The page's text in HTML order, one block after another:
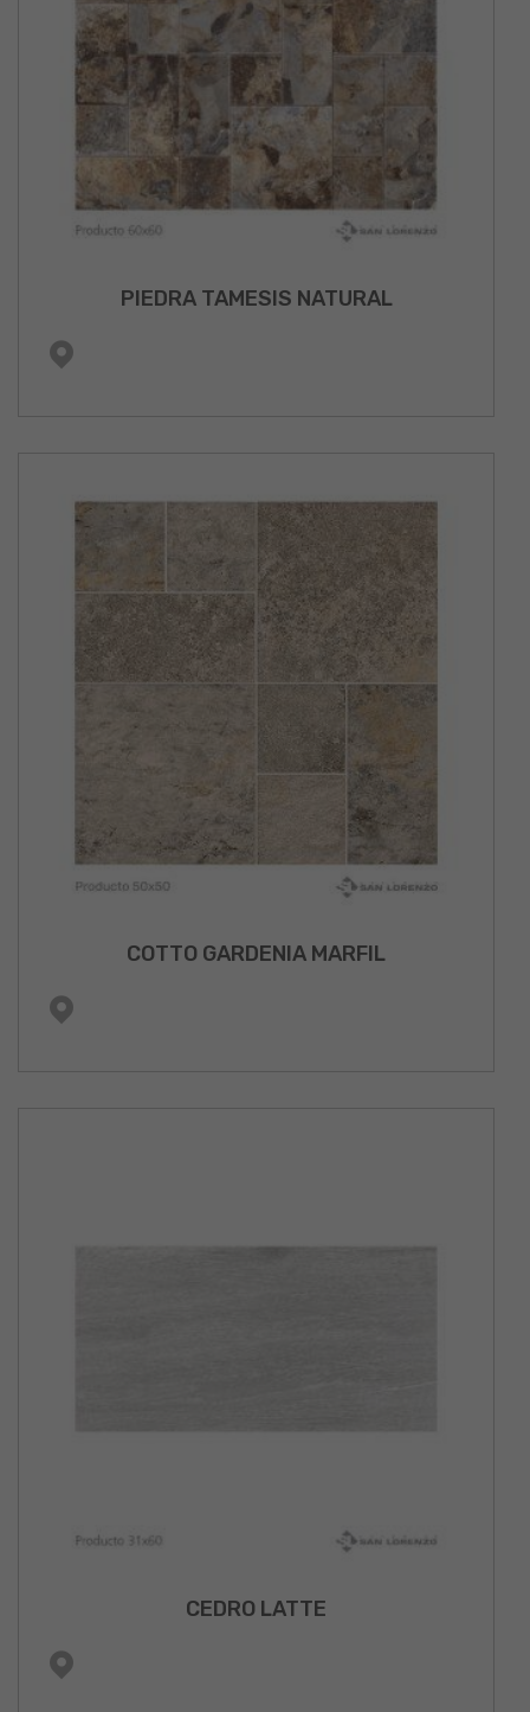
PIEDRA TAMESIS NATURAL
COTTO GARDENIA MARFIL
CEDRO LATTE